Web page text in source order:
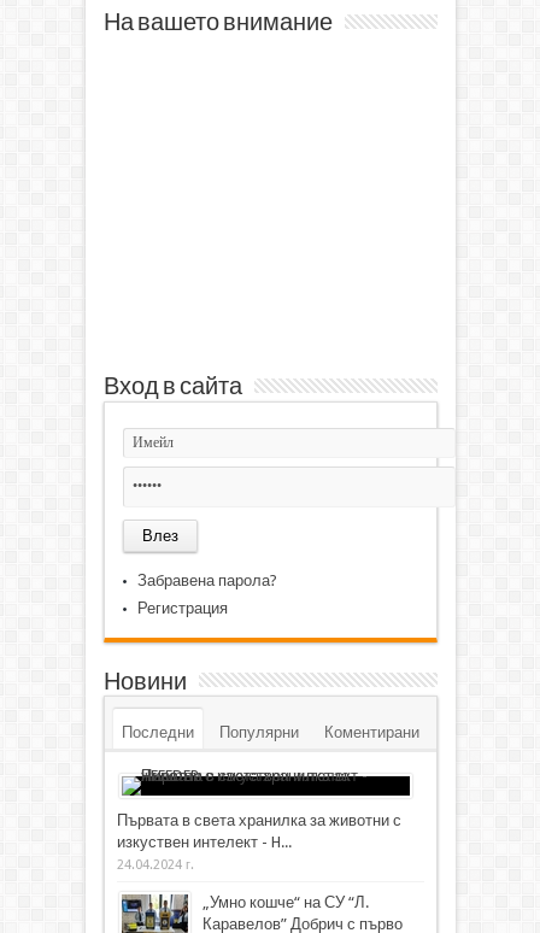
На вашето внимание
Вход в сайта
Забравена парола?
Регистрация
Новини
Последни Популярни Коментирани
Първата в света хранилка за животни с
изкуствен интелект - H...
24.04.2024 г.
„Умно кошче“ на СУ “Л.
Каравелов” Добрич с първо